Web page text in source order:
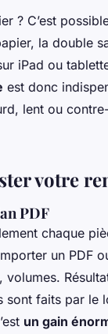
? C’est
la double
iPad ou
est donc
lent ou
votre
PDF
chaque
un PDF
sont faits par le
un gain